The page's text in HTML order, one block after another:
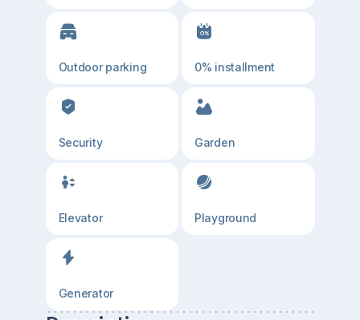
Outdoor parking 0% installment
Security Garden
Elevator Playground
Generator